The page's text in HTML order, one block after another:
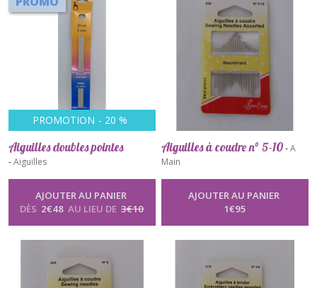
PROMOTION - 20 %
Aiguilles doubles pointes
-Aiguilles
AJOUTER AU PANIER
DÈS 2€48 AU LIEU DE 3€10
Aiguilles à coudre n° 5-10-A
Main
AJOUTER AU PANIER
1€95